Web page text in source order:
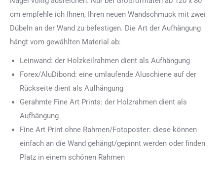
cm empfehle ich Ihnen, Ihren neuen Wandschmuck mit zwei
Dübeln an der Wand zu befestigen. Die Art der Aufhängung
hängt vom gewählten Material ab:
Leinwand: der Holzkeilrahmen dient als Aufhängung
Forex/AluDibond: eine umlaufende Aluschiene auf der
Rückseite dient als Aufhängung
Gerahmte Fine Art Prints: der Holzrahmen dient als
Aufhängung
Fine Art Print ohne Rahmen/Fotoposter: diese können
einfach an die Wand gehängt/gepinnt werden oder finden
Platz in einem schönen Rahmen